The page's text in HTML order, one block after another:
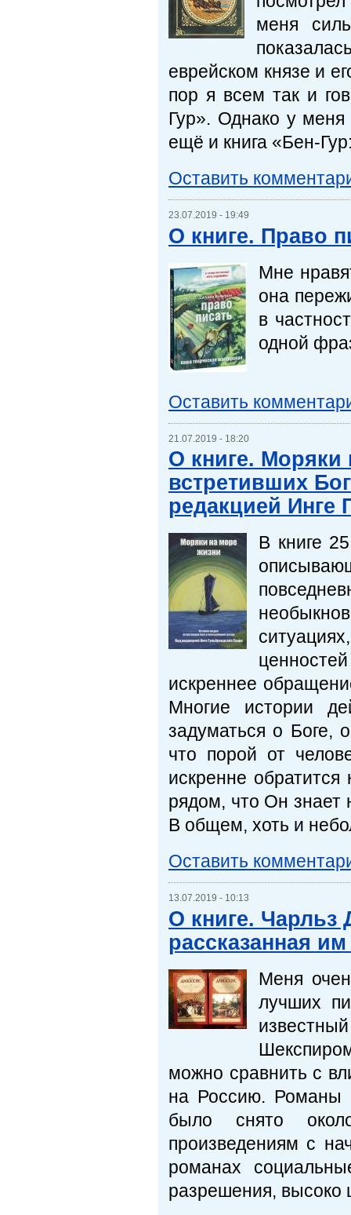
меня
еврейском князе и
пор я всем так и
Гур». Однако у
ещё и книга «Бен-
Оставить
23.07.2019 - 19:49
О книге. Право
Мне
она
в
одной
Оставить
21.07.2019 - 18:20
О книге.
встретивших
редакцией Инге
В книге
искреннее
Многие истории
задуматься о Боге,
что порой от
искренне
рядом, что Он знает
В общем, хоть и
Оставить
13.07.2019 - 10:13
О книге.
рассказанная
Меня
лучших
можно сравнить с
на Россию. Романы
было снято
произведениям с
романах
разрешения, высоко